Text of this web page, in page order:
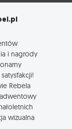
i nagrody
Rebela
wizualna